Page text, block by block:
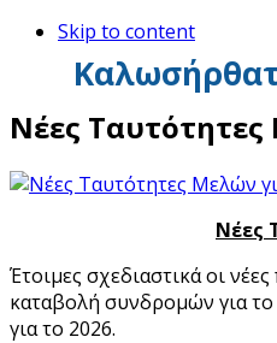
Skip to content
Νέες
Νέες
Έτοιμες σχεδιαστικά οι
καταβολή συνδρομών για το
για το 2026.